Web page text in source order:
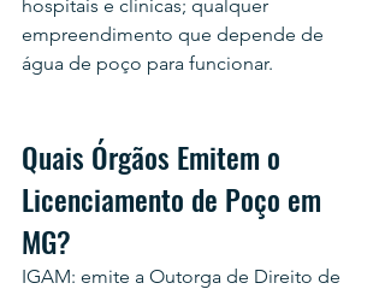
hospitais e clínicas; qualquer
empreendimento que depende de
água de poço para funcionar.
Quais Órgãos Emitem o
Licenciamento de Poço em
MG?
IGAM: emite a Outorga de Direito de